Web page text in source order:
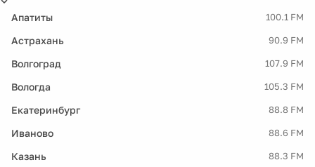
Апатиты 100.1 FM
Астрахань 90.9 FM
Волгоград 107.9 FM
Вологда 105.3 FM
Екатеринбург 88.8 FM
Иваново 88.6 FM
Казань 88.3 FM